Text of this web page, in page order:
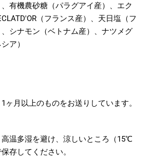
有機農砂糖（パラグアイ産）、エク
（フランス産）、天日塩（フ
シナモン（ベトナム産）、ナツメグ
ア）
ヶ月以上のものをお送りしています。
温多湿を避け、涼しいところ（15℃
存してください。